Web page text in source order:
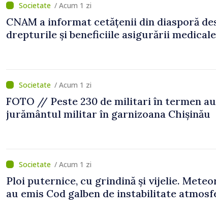
/ Acum 1 zi
CNAM a informat cetățenii din diasporă
drepturile și beneficiile asigurării medicale
/ Acum 1 zi
FOTO // Peste 230 de militari în termen
jurământul militar în garnizoana Chișinău
/ Acum 1 zi
Ploi puternice, cu grindină și vijelie.
au emis Cod galben de instabilitate